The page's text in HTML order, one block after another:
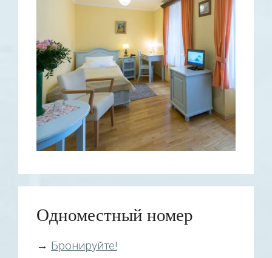
Одноместный номер
→ Бронируйте!